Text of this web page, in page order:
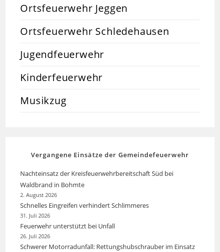
Ortsfeuerwehr Jeggen
Ortsfeuerwehr Schledehausen
Jugendfeuerwehr
Kinderfeuerwehr
Musikzug
Vergangene Einsätze der Gemeindefeuerwehr
Nachteinsatz der Kreisfeuerwehrbereitschaft Süd bei
Waldbrand in Bohmte
2. August 2026
Schnelles Eingreifen verhindert Schlimmeres
31. Juli 2026
Feuerwehr unterstützt bei Unfall
26. Juli 2026
Schwerer Motorradunfall: Rettungshubschrauber im Einsatz